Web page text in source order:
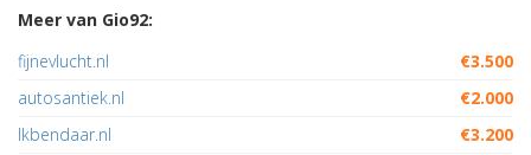
Meer van Gio92:
fijnevlucht.nl
€3.500
autosantiek.nl
€2.000
Ikbendaar.nl
€3.200